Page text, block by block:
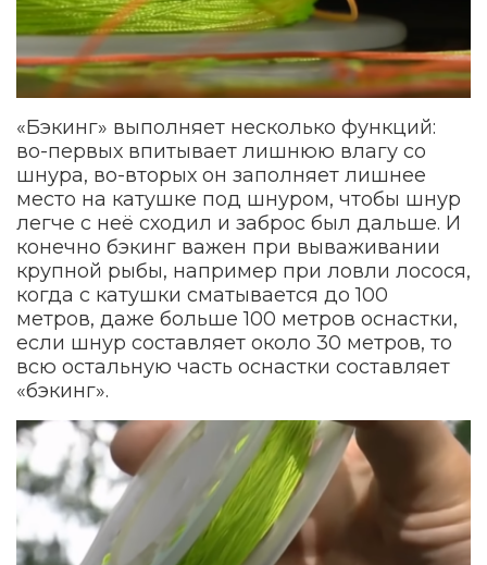
«Бэкинг» выполняет несколько функций:
во-первых впитывает лишнюю влагу со
шнура, во-вторых он заполняет лишнее
место на катушке под шнуром, чтобы шнур
легче с неё сходил и заброс был дальше. И
конечно бэкинг важен при вываживании
крупной рыбы, например при ловли лосося,
когда с катушки сматывается до 100
метров, даже больше 100 метров оснастки,
если шнур составляет около 30 метров, то
всю остальную часть оснастки составляет
«бэкинг».